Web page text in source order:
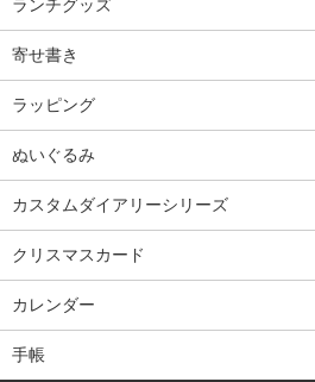
ランチグッズ
寄せ書き
ラッピング
ぬいぐるみ
カスタムダイアリーシリーズ
クリスマスカード
カレンダー
手帳